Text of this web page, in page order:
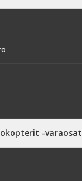
-varaosat